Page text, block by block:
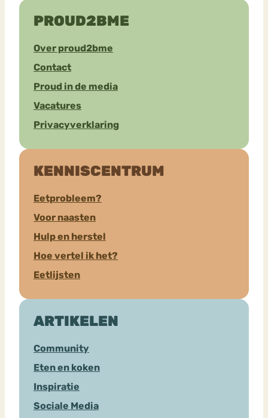
PROUD2BME
Over proud2bme
Contact
Proud in de media
Vacatures
Privacyverklaring
KENNISCENTRUM
Eetprobleem?
Voor naasten
Hulp en herstel
Hoe vertel ik het?
Eetlijsten
ARTIKELEN
Community
Eten en koken
Inspiratie
Sociale Media